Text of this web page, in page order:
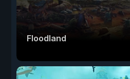
Floodland